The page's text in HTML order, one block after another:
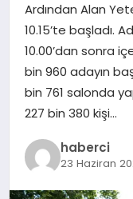
TEKNOLOJI
YAŞAM
Ardından Alan
10.15’te başladı.
10.00’dan sonra
bin 960 adayın
bin 761 salonda
227 bin 380 kişi…
haberci
23 Haziran